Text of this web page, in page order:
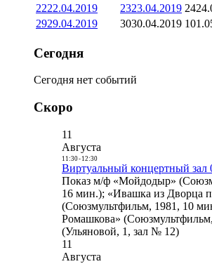
2222.04.2019 2323.04.2019 24
2929.04.2019 3030.04.2019 1
Сегодня
Сегодня нет событий
Скоро
11
Августа
11:30- 12:30
Виртуальный концертный зал
Показ м/ф «Мойдодыр»
16 мин.); «Ивашка из Дворца
(Союзмультфильм, 1981, 10
Ромашкова»
(Ульяновой, 1, зал № 12)
11
Августа